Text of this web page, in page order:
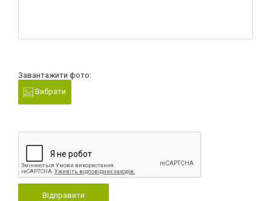
Завантажити фото:
Вибрати
Відправити